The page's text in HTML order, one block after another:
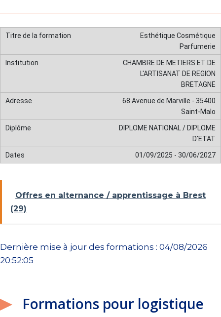
Esthétique Cosmétique
Parfumerie
CHAMBRE DE METIERS ET DE
L'ARTISANAT DE REGION
BRETAGNE
68 Avenue de Marville - 35400
Saint-Malo
DIPLOME NATIONAL / DIPLOME
D'ETAT
01/09/2025 - 30/06/2027
Offres en alternance / apprentissage à Brest
(29)
Dernière mise à jour des formations : 04/08/2026
20:52:05
Formations pour logistique